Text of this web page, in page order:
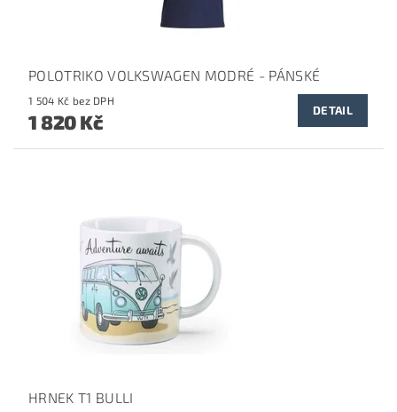
POLOTRIKO VOLKSWAGEN MODRÉ - PÁNSKÉ
1 504 Kč bez DPH
1 820 Kč DETAIL
HRNEK T1 BULLI